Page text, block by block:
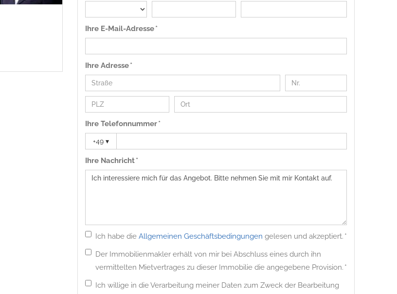
Ihre E-Mail-Adresse *
Ihre Adresse *
Ihre Telefonnummer *
+49 ▾
Ihre Nachricht *
Ich habe die Allgemeinen Geschäftsbedingungen gelesen und akzeptiert. *
Der Immobilienmakler erhält von mir bei Abschluss eines durch ihn
vermittelten Mietvertrages zu dieser Immobilie die angegebene Provision. *
Ich willige in die Verarbeitung meiner Daten zum Zweck der Bearbeitung